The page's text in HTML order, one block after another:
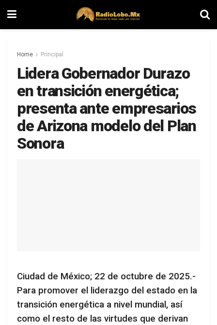
Home Principal
Lidera Gobernador Durazo
en transición energética;
presenta ante empresarios
de Arizona modelo del Plan
Sonora
Ciudad de México; 22 de octubre de 2025.-
Para promover el liderazgo del estado en la
transición energética a nivel mundial, así
como el resto de las virtudes que derivan